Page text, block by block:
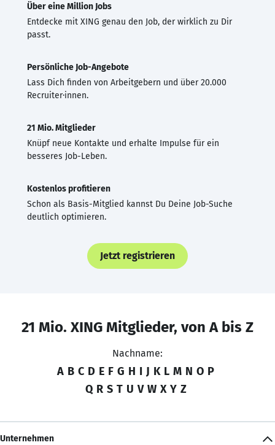
Über eine Million Jobs
Entdecke mit XING genau den Job, der wirklich zu Dir
passt.
Persönliche Job-Angebote
Lass Dich finden von Arbeitgebern und über 20.000
Recruiter·innen.
21 Mio. Mitglieder
Knüpf neue Kontakte und erhalte Impulse für ein
besseres Job-Leben.
Kostenlos profitieren
Schon als Basis-Mitglied kannst Du Deine Job-Suche
deutlich optimieren.
Jetzt registrieren
21 Mio. XING Mitglieder, von A bis Z
Nachname:
A B C D E F G H I J K L M N O P
Q R S T U V W X Y Z
Unternehmen